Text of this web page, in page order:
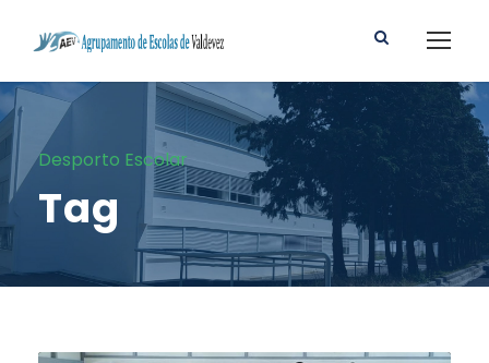
Desporto Escolar
Tag